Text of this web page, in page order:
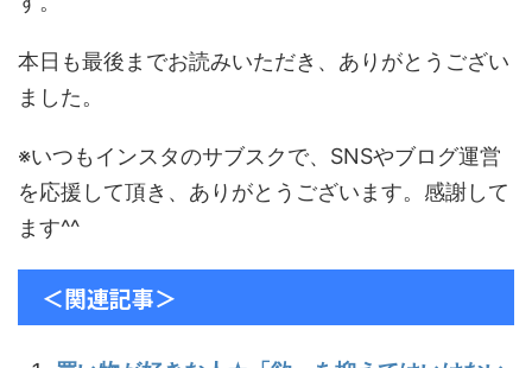
本日も最後までお読みいただき、ありがとうござい
ました。
※いつもインスタのサブスクで、SNSやブログ運営
を応援して頂き、ありがとうございます。感謝して
ます^^
＜関連記事＞